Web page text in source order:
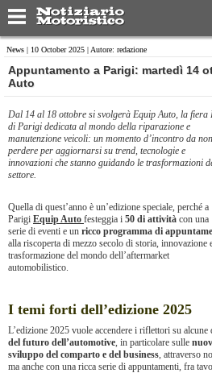
News | 10 October 2025 | Autore: redazione
Appuntamento a Parigi: martedì 14
Auto
Dal 14 al 18 ottobre si svolgerà Equip Auto, la fiera
di Parigi dedicata al mondo della riparazione e
manutenzione veicoli: un momento d’incontro da non
perdere per aggiornarsi su trend, tecnologie e
innovazioni che stanno guidando le trasformazioni
settore.
Quella di quest’anno è un’edizione speciale, perché a
Parigi Equip Auto festeggia i 50 di attività con una
serie di eventi e un ricco programma di
alla riscoperta di mezzo secolo di storia, innovazione
trasformazione del mondo dell’aftermarket
automobilistico.
I temi forti dell’edizione 2025
L’edizione 2025 vuole accendere i riflettori su alcune
del futuro dell’automotive, in particolare sulle
sviluppo del comparto e del business, attraverso
ma anche con una ricca serie di appuntamenti, fra